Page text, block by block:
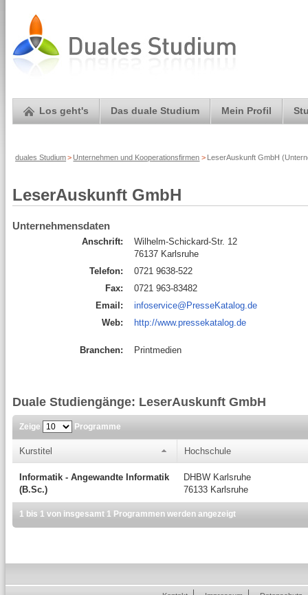
Los geht's Das duale Studium Mein Profil
duales Studium> Unternehmen und Kooperationsfirmen > LeserAuskunft GmbH
LeserAuskunft GmbH
Unternehmensdaten
Anschrift:
Wilhelm-Schickard-Str. 12
76137 Karlsruhe
Telefon:
0721 9638-522
Fax:
0721 963-83482
Email:
infoservice@PresseKatalog.de
Web:
http://www.pressekatalog.de
Branchen: Printmedien
Duale Studiengänge: LeserAuskunft GmbH
Zeige Programme
Kurstitel Hochschule
Informatik - Angewandte Informatik
(B.Sc.)
DHBW Karlsruhe
76133 Karlsruhe
1 bis 1 von insgesamt 1 Programmen werden angezeigt